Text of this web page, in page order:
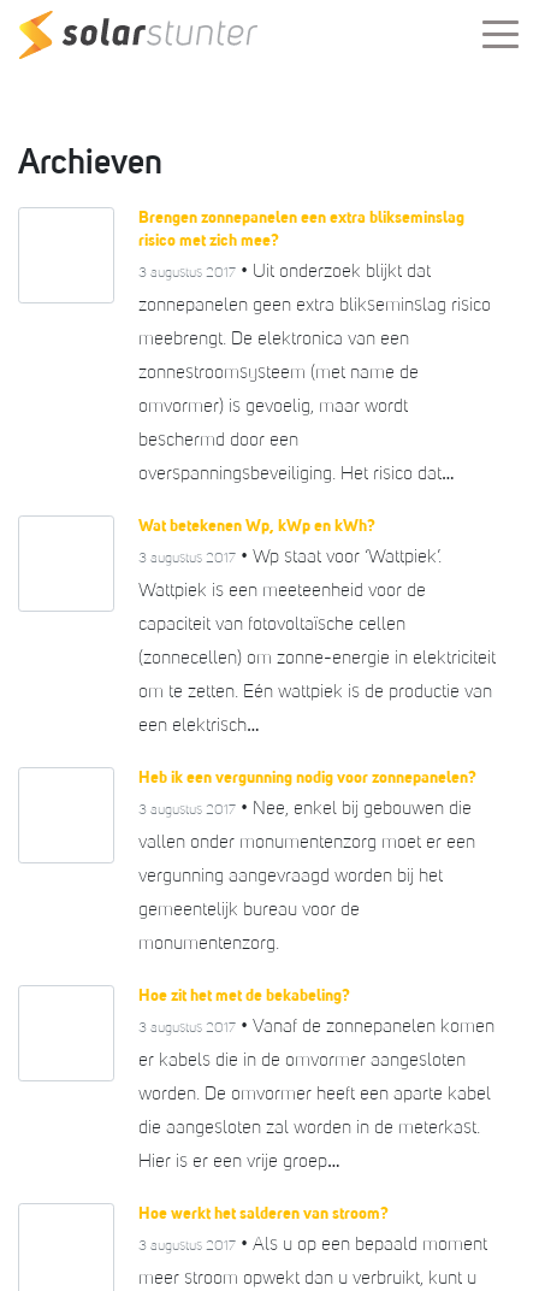
Archieven
Brengen zonnepanelen een extra blikseminslag
risico met zich mee?
3 augustus 2017 • Uit onderzoek blijkt dat
zonnepanelen geen extra blikseminslag risico
meebrengt. De elektronica van een
zonnestroomsysteem (met name de
omvormer) is gevoelig, maar wordt
beschermd door een
overspanningsbeveiliging. Het risico dat…
Wat betekenen Wp, kWp en kWh?
3 augustus 2017 • Wp staat voor ‘Wattpiek’.
Wattpiek is een meeteenheid voor de
capaciteit van fotovoltaïsche cellen
(zonnecellen) om zonne-energie in elektriciteit
om te zetten. Eén wattpiek is de productie van
een elektrisch…
Heb ik een vergunning nodig voor zonnepanelen?
3 augustus 2017 • Nee, enkel bij gebouwen die
vallen onder monumentenzorg moet er een
vergunning aangevraagd worden bij het
gemeentelijk bureau voor de
monumentenzorg.
Hoe zit het met de bekabeling?
3 augustus 2017 • Vanaf de zonnepanelen komen
er kabels die in de omvormer aangesloten
worden. De omvormer heeft een aparte kabel
die aangesloten zal worden in de meterkast.
Hier is er een vrije groep…
Hoe werkt het salderen van stroom?
3 augustus 2017 • Als u op een bepaald moment
meer stroom opwekt dan u verbruikt, kunt u